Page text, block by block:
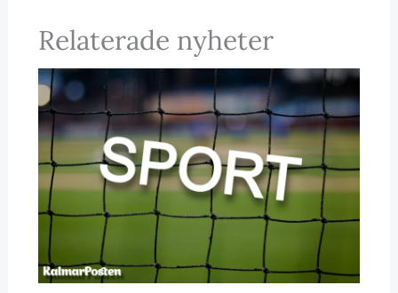
Relaterade nyheter